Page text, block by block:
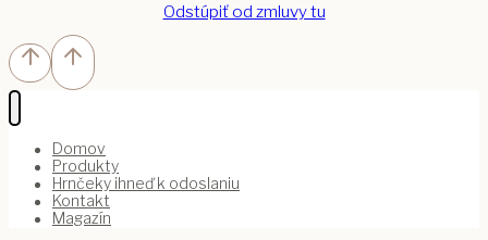
Odstúpiť od zmluvy tu
Domov
Produkty
Hrnčeky ihneď k odoslaniu
Kontakt
Magazín